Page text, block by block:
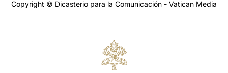
Copyright © Dicasterio para la Comunicación - Vatican Media